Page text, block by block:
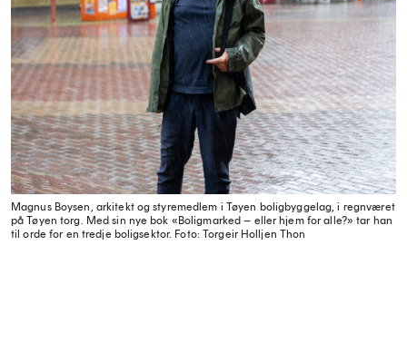
Magnus Boysen, arkitekt og styremedlem i Tøyen boligbyggelag, i regnværet
på Tøyen torg. Med sin nye bok «Boligmarked – eller hjem for alle?» tar han
til orde for en tredje boligsektor. Foto: Torgeir Holljen Thon